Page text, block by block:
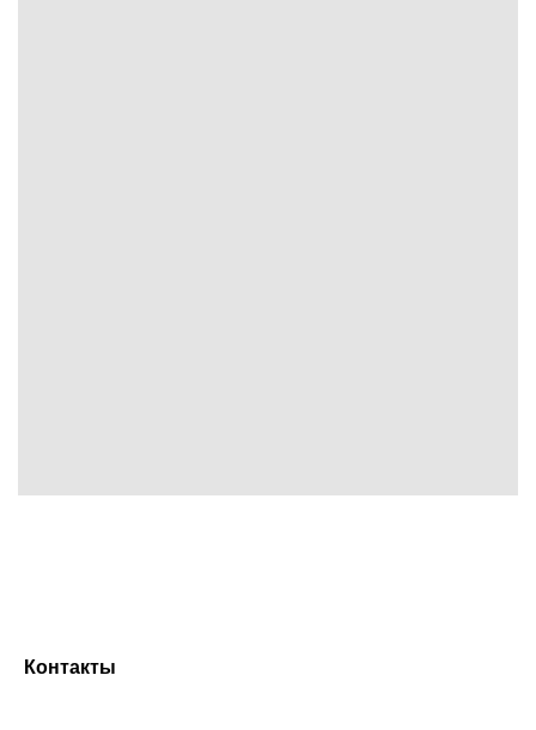
Контакты